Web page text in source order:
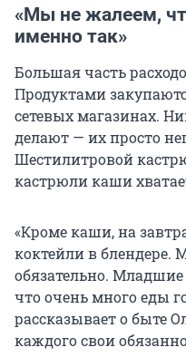
«Мы не жалеем,
именно так»
Большая часть
Продуктами
сетевых магазинах.
делают — их просто
Шестилитровой
кастрюли каши
«Кроме каши, на
коктейли в
обязательно. Младшие
что очень много еды
рассказывает о быте
каждого свои